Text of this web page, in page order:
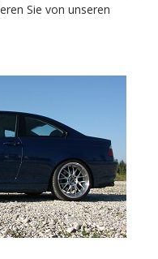
Sie von unseren